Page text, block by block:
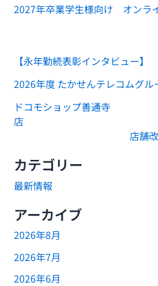
内
2027年卒業学生様向け オンラ
【永年勤続表彰インタビュー】
2026年度 たかせんテレコムグ
ドコモショップ善通寺
店舗改装に伴う
カテゴリー
最新情報
アーカイブ
2026年8月
2026年7月
2026年6月